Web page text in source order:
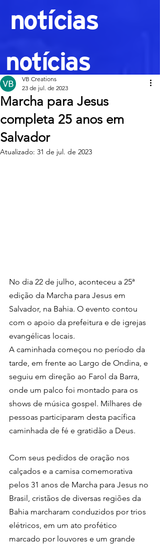
notícias
Marcha para Jesus
completa 25 anos em
Salvador
VB Creations
23 de jul. de 2023
Atualizado: 31 de jul. de 2023
No dia 22 de julho, aconteceu a 25ª
edição da Marcha para Jesus em
Salvador, na Bahia. O evento contou
com o apoio da prefeitura e de igrejas
evangélicas locais.
A caminhada começou no período da
tarde, em frente ao Largo de Ondina, e
seguiu em direção ao Farol da Barra,
onde um palco foi montado para os
shows de música gospel. Milhares de
pessoas participaram desta pacífica
caminhada de fé e gratidão a Deus.
Com seus pedidos de oração nos
calçados e a camisa comemorativa
pelos 31 anos de Marcha para Jesus no
Brasil, cristãos de diversas regiões da
Bahia marcharam conduzidos por trios
elétricos, em um ato profético
marcado por louvores e um grande
notícias